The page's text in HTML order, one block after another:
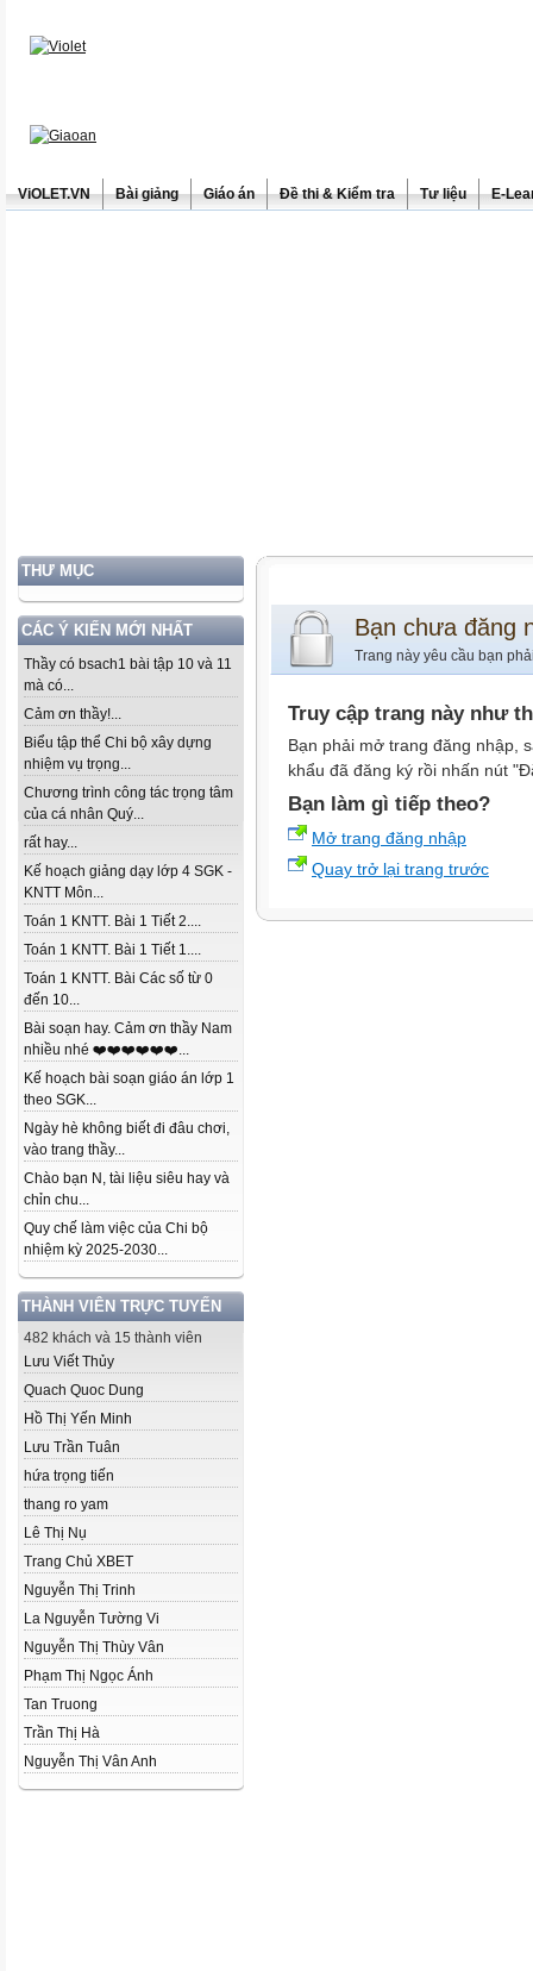
ViOLET.VN Bài giảng Giáo án Đề thi & Kiểm tra Tư liệu E-
THƯ MỤC
CÁC Ý KIẾN MỚI NHẤT
Thầy có bsach1 bài tập 10 và 11
mà có...
Cảm ơn thầy!...
Biểu tập thể Chi bộ xây dựng
nhiệm vụ trọng...
Chương trình công tác trọng tâm
của cá nhân Quý...
rất hay...
Kế hoạch giảng dạy lớp 4 SGK -
KNTT Môn...
Toán 1 KNTT. Bài 1 Tiết 2....
Toán 1 KNTT. Bài 1 Tiết 1....
Toán 1 KNTT. Bài Các số từ 0
đến 10...
Bài soạn hay. Cảm ơn thầy Nam
nhiều nhé ❤️❤️❤️❤️❤️❤️...
Kế hoạch bài soạn giáo án lớp 1
theo SGK...
Ngày hè không biết đi đâu chơi,
vào trang thầy...
Chào bạn N, tài liệu siêu hay và
chỉn chu...
Quy chế làm việc của Chi bộ
nhiệm kỳ 2025-2030...
THÀNH VIÊN TRỰC TUYẾN
482 khách và 15 thành viên
Lưu Viết Thủy
Quach Quoc Dung
Hồ Thị Yến Minh
Lưu Trần Tuân
hứa trọng tiến
thang ro yam
Lê Thị Nụ
Trang Chủ XBET
Nguyễn Thị Trinh
La Nguyễn Tường Vi
Nguyễn Thị Thùy Vân
Phạm Thị Ngọc Ánh
Tan Truong
Trần Thị Hà
Nguyễn Thị Vân Anh
Bạn chưa đăng
Trang này yêu cầu bạn
Truy cập trang này như
Bạn phải mở trang đăng nhập,
khẩu đã đăng ký rồi nhấn nút
Bạn làm gì tiếp theo?
Mở trang đăng nhập
Quay trở lại trang trước